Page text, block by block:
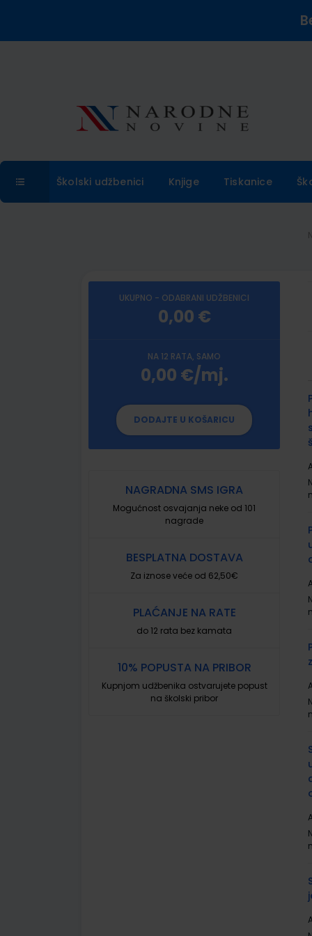
Školski udžbenici Knjige Tiskanice
UKUPNO - ODABRANI UDŽBENICI
0,00 €
NA 12 RATA, SAMO
0,00 €/mj.
DODAJTE U KOŠARICU
NAGRADNA SMS IGRA
Mogućnost osvajanja neke od 101
nagrade
BESPLATNA DOSTAVA
Za iznose veće od 62,50€
PLAĆANJE NA RATE
do 12 rata bez kamata
10% POPUSTA NA PRIBOR
Kupnjom udžbenika ostvarujete popust
na školski pribor